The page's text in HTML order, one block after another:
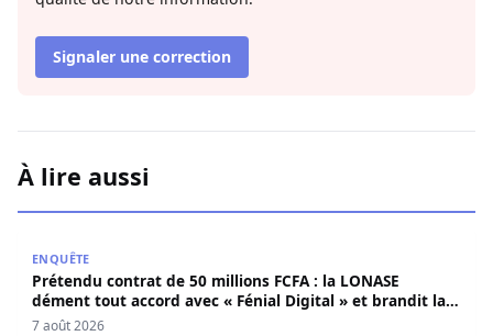
Signaler une correction
À lire aussi
ENQUÊTE
Prétendu contrat de 50 millions FCFA : la LONASE
dément tout accord avec « Fénial Digital » et brandit la
menace de poursuites
7 août 2026